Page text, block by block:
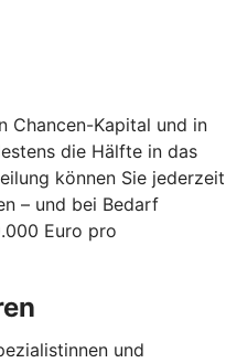
Chancen-Kapital und in
die Hälfte in das
können Sie jederzeit
– und bei Bedarf
Euro pro
und